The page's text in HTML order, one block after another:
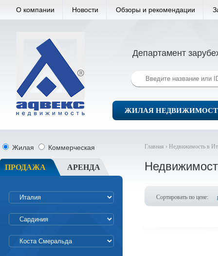
О компании Новости Обзоры и рекомендации
Департамент
ЖИЛАЯ
Главная › Недвижимость в
Сортировать по цене:
Жилая Коммерческая
ПРОДАЖА АРЕНДА